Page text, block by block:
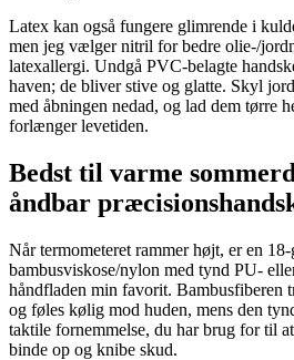
Latex kan også fungere glimrende i
men jeg vælger nitril for bedre olie-/
latexallergi. Undgå PVC-belagte
haven; de bliver stive og glatte. Skyl
med åbningen nedad, og lad dem tørre
forlænger levetiden.
Bedst til varme
åndbar
Når termometeret rammer højt, er en
bambusviskose/nylon med tynd PU-
håndfladen min favorit. Bambusfiberen
og føles kølig mod huden, mens den
taktile fornemmelse, du har brug for til
binde op og knibe skud.